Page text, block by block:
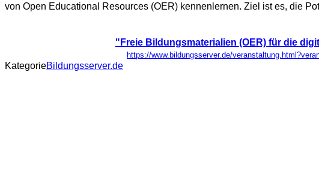
von Open Educational Resources (OER) kennenlernen. Ziel ist es, die
"Freie Bildungsmaterialien (OER) für die
https://www.bildungsserver.de/
KategorieBildungsserver.de